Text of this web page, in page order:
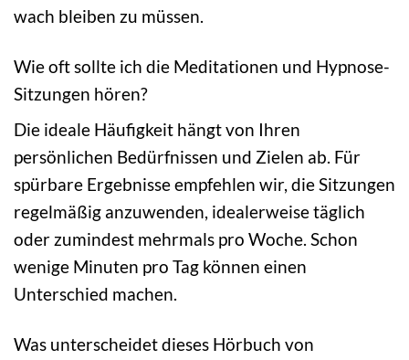
wach bleiben zu müssen.
Wie oft sollte ich die Meditationen und Hypnose-
Sitzungen hören?
Die ideale Häufigkeit hängt von Ihren
persönlichen Bedürfnissen und Zielen ab. Für
spürbare Ergebnisse empfehlen wir, die Sitzungen
regelmäßig anzuwenden, idealerweise täglich
oder zumindest mehrmals pro Woche. Schon
wenige Minuten pro Tag können einen
Unterschied machen.
Was unterscheidet dieses Hörbuch von